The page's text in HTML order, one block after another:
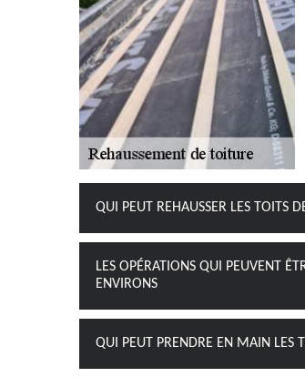
QUI PEUT REHAUSSER LES TOITS
LES OPÉRATIONS QUI PEUVENT
ENVIRONS
QUI PEUT PRENDRE EN MAIN LES